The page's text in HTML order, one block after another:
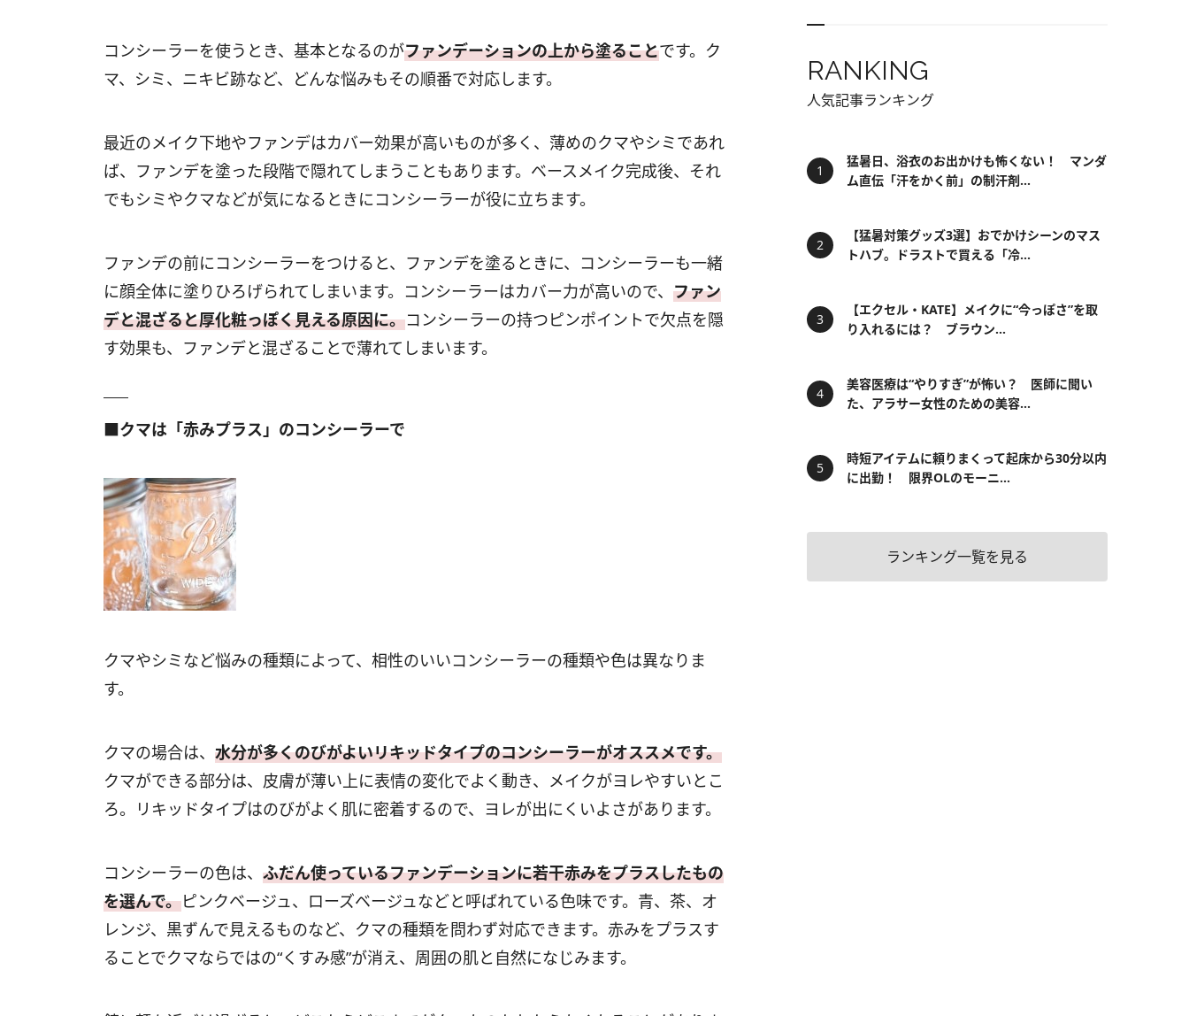
コンシーラーを使うとき、基本となるのがファンデーションの上から塗ることです。ク
マ、シミ、ニキビ跡など、どんな悩みもその順番で対応します。
最近のメイク下地やファンデはカバー効果が高いものが多く、薄めのクマやシミであれ
ば、ファンデを塗った段階で隠れてしまうこともあります。ベースメイク完成後、それ
でもシミやクマなどが気になるときにコンシーラーが役に立ちます。
ファンデの前にコンシーラーをつけると、ファンデを塗るときに、コンシーラーも一緒
に顔全体に塗りひろげられてしまいます。コンシーラーはカバー力が高いので、 ファン
デと混ざると厚化粧っぽく見える原因に。コンシーラーの持つピンポイントで欠点を隠
す効果も、ファンデと混ざることで薄れてしまいます。
■クマは「赤みプラス」のコンシーラーで
クマやシミなど悩みの種類によって、相性のいいコンシーラーの種類や色は異なりま
す。
クマの場合は、 水分が多くのびがよいリキッドタイプのコンシーラーがオススメです。
クマができる部分は、皮膚が薄い上に表情の変化でよく動き、メイクがヨレやすいとこ
ろ。リキッドタイプはのびがよく肌に密着するので、ヨレが出にくいよさがあります。
コンシーラーの色は、 ふだん使っているファンデーションに若干赤みをプラスしたもの
を選んで。ピンクベージュ、ローズベージュなどと呼ばれている色味です。青、茶、オ
レンジ、黒ずんで見えるものなど、クマの種類を問わず対応できます。赤みをプラスす
ることでクマならではの“くすみ感”が消え、周囲の肌と自然になじみます。
RANKING
人気記事ランキング
猛暑日、浴衣のお出かけも怖くない！ マンダ
ム直伝「汗をかく前」の制汗剤...
【猛暑対策グッズ3選】おでかけシーンのマス
トハブ。ドラストで買える「冷...
【エクセル・KATE】メイクに“今っぽさ”を取
り入れるには？ ブラウン...
美容医療は“やりすぎ”が怖い？ 医師に聞い
た、アラサー女性のための美容...
時短アイテムに頼りまくって起床から30分以内
に出勤！ 限界OLのモーニ...
ランキング一覧を見る